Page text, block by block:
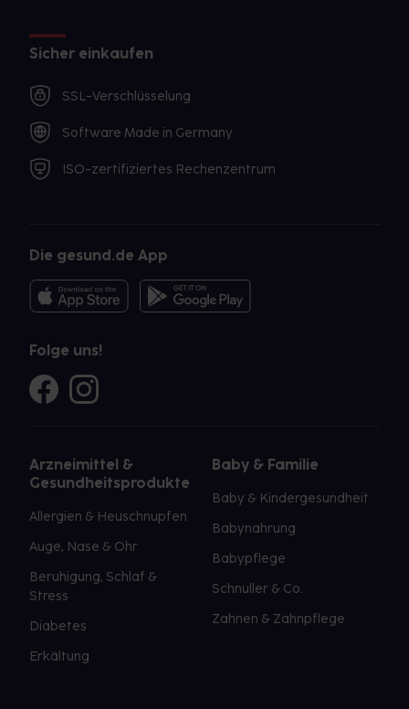
Sicher einkaufen
SSL-Verschlüsselung
Software Made in Germany
ISO-zertifiziertes Rechenzentrum
Die gesund.de App
Folge uns!
Arzneimittel &
Gesundheitsprodukte
Allergien & Heuschnupfen
Auge, Nase & Ohr
Beruhigung, Schlaf &
Stress
Diabetes
Erkältung
Baby & Familie
Baby & Kindergesundheit
Babynahrung
Babypflege
Schnuller & Co.
Zahnen & Zahnpflege